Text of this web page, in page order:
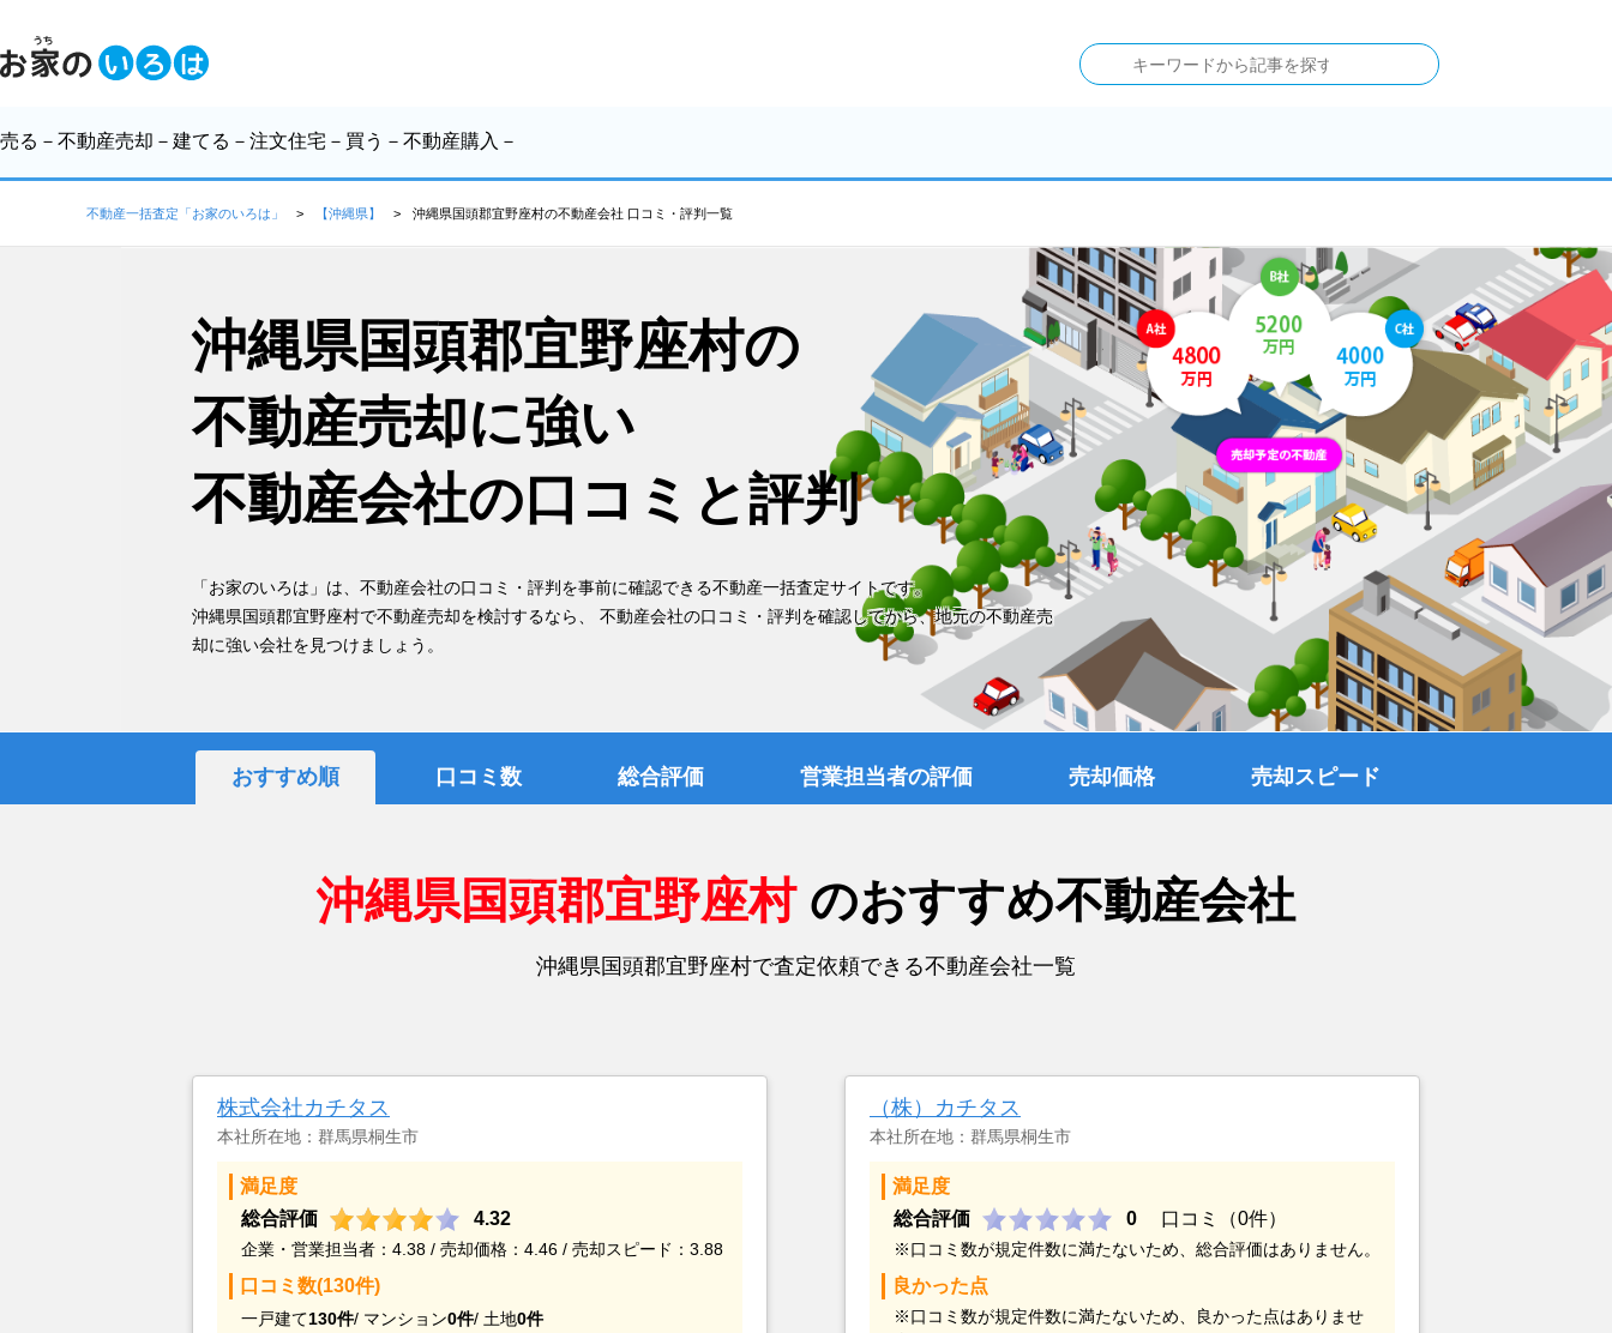
売る －不動産売却－ 建てる －注文住宅－ 買う －不動産購入－
不動産一括査定「お家のいろは」 【沖縄県】 沖縄県国頭郡宜野座村の不動産会社 口コミ・評判一覧
沖縄県国頭郡宜野座村の
不動産売却に強い
不動産会社の口コミと評判
「お家のいろは」は、不動産会社の口コミ・評判を事前に確認できる不動産一括査定サイトです。
沖縄県国頭郡宜野座村で不動産売却を検討するなら、 不動産会社の口コミ・評判を確認してから、地元の不動産売
却に強い会社を見つけましょう。
おすすめ順 口コミ数 総合評価 営業担当者の評価 売却価格 売却スピード
沖縄県国頭郡宜野座村 のおすすめ不動産会社
沖縄県国頭郡宜野座村で査定依頼できる不動産会社一覧
株式会社カチタス
本社所在地：群馬県桐生市
満足度
総合評価
4.32
企業・営業担当者：4.38 / 売却価格：4.46 / 売却スピード：3.88
口コミ数(130件)
一戸建て130件/ マンション0件/ 土地0件
（株）カチタス
本社所在地：群馬県桐生市
満足度
総合評価
0 口コミ（0件）
※口コミ数が規定件数に満たないため、総合評価はありません。
良かった点
※口コミ数が規定件数に満たないため、良かった点はありませ